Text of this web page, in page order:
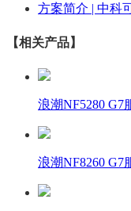
方案简介 | 中科
【相关产品】
浪潮NF5280 G7
浪潮NF8260 G7